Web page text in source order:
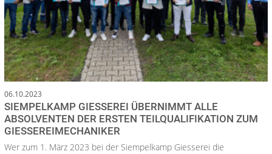
06.10.2023
SIEMPELKAMP GIESSEREI ÜBERNIMMT ALLE
ABSOLVENTEN DER ERSTEN TEILQUALIFIKATION ZUM
GIESSEREIMECHANIKER
Wer zum 1. März 2023 bei der Siempelkamp Giesserei die